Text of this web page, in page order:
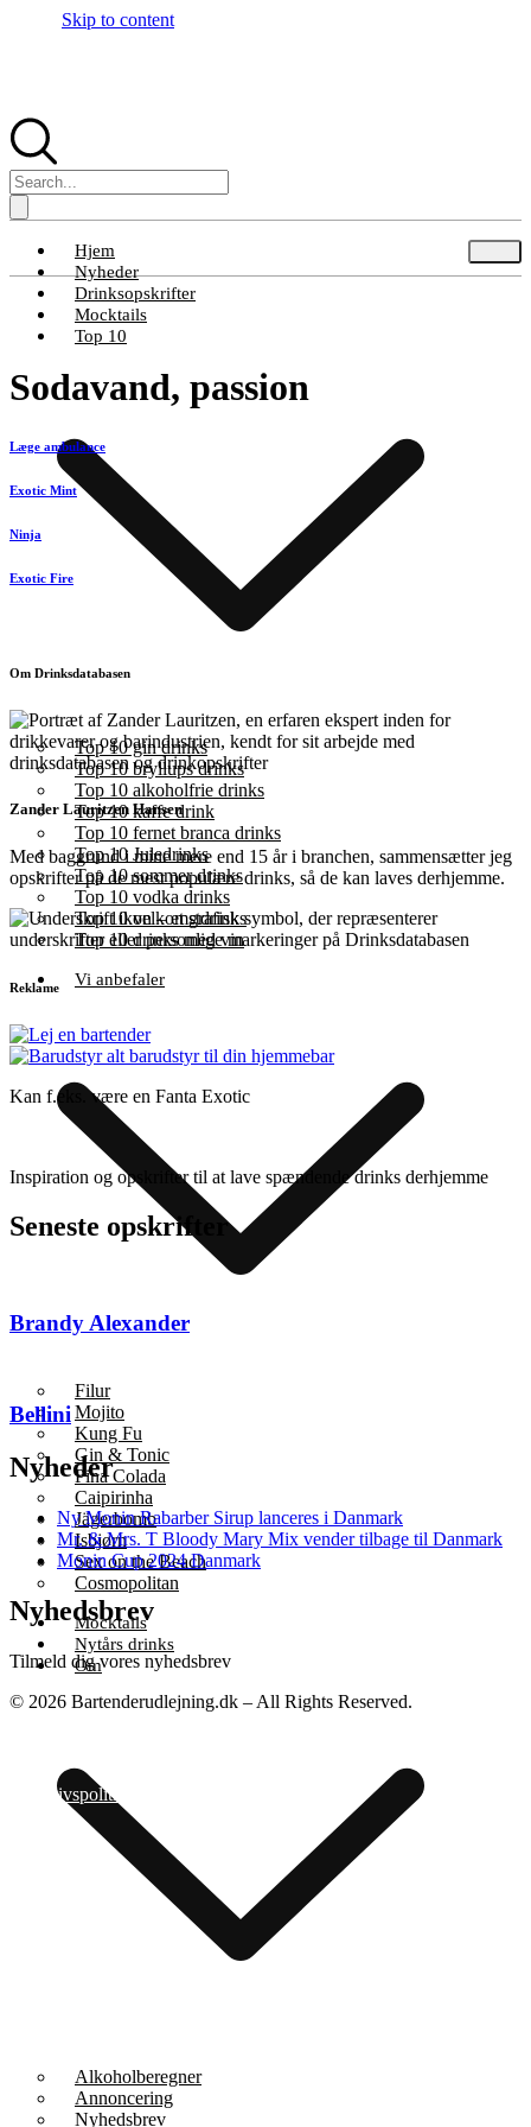
Skip to content
Hjem
Nyheder
Drinksopskrifter
Mocktails
Top 10
Top 10 gin drinks
Top 10 bryllups drinks
Top 10 alkoholfrie drinks
Top 10 kaffe drink
Top 10 fernet branca drinks
Top 10 Juledrinks
Top 10 sommer drinks
Top 10 vodka drinks
Top 10 velkomstdrinks
Top 10 drinks med vin
Vi anbefaler
Filur
Mojito
Kung Fu
Gin & Tonic
Pina Colada
Caipirinha
Jägerbomb
Isbjørn
Sex on the Beach
Cosmopolitan
Mocktails
Nytårs drinks
Om
Alkoholberegner
Annoncering
Nyhedsbrev
Sodavand, passion
Læge ambulance
Exotic Mint
Ninja
Exotic Fire
Om Drinksdatabasen
Zander Lauritzen Hansen
Med baggrund i mine mere end 15 år i branchen, sammensætter jeg
opskrifter på de mest populære drinks, så de kan laves derhjemme.
Reklame
Kan f.eks. være en Fanta Exotic
Inspiration og opskrifter til at lave spændende drinks derhjemme
Seneste opskrifter
Brandy Alexander
Bellini
Nyheder
Ny Monin Rabarber Sirup lanceres i Danmark
Mr. & Mrs. T Bloody Mary Mix vender tilbage til Danmark
Monin Cup 2024 Danmark
Nyhedsbrev
Tilmeld dig vores nyhedsbrev
© 2026 Bartenderudlejning.dk – All Rights Reserved.
Privatlivspolitik